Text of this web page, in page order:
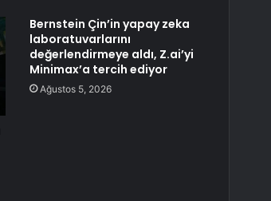
Bernstein Çin’in yapay zeka
laboratuvarlarını
değerlendirmeye aldı, Z.ai’yi
Minimax’a tercih ediyor
Ağustos 5, 2026